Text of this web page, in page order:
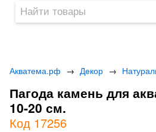
Акватема.рф → Декор →
Пагода камень для
10-20 см.
Код 17256